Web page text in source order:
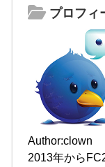
プロフィ
Author:clown
2013年から